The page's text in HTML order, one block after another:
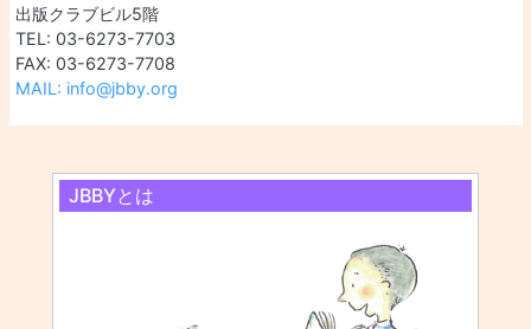
出版クラブビル5階
TEL: 03-6273-7703
FAX: 03-6273-7708
MAIL: info@jbby.org
JBBYとは